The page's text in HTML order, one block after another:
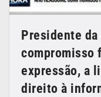
Presidente da
compromisso
expressão, a
direito à